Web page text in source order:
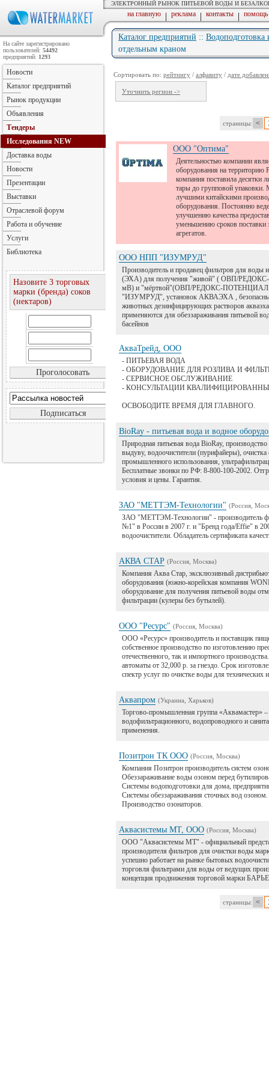
ЭЛЕКТРОННЫЙ РЫНОК ПИТЬЕВОЙ ВОДЫ И
на главную | реклама | контакты | помощь
Каталог предприятий ::
отдельным краном
Сортировать по: рейтингу / алфавиту / дате
Уточнить регион ->
страницы: <
ООО "Оптима"
Деятельностью компании
оборудования на территорию
компания поставила десятки
тары до групповой упаковки.
лучшими китайскими
оборудования. Постоянно
улучшению качества
уменьшению сроков поставки
агрегатов.
ООО НПП "ИЗУМРУД"
Производитель и продавец фильтров для воды
(ЭХА) для получения "живой" ( ОВП/
мВ) и "мёртвой"(ОВП/РЕДОКС-ПОТЕНЦИАЛ
"ИЗУМРУД", установок АКВАЭХА ,
животных дезинфицирующих растворов
применяются для обеззараживания питьевой
басейнов
АкваТрейд, ООО
- ПИТЬЕВАЯ ВОДА
- ОБОРУДОВАНИЕ ДЛЯ РОЗЛИВА И
- СЕРВИСНОЕ ОБСЛУЖИВАНИЕ
- КОНСУЛЬТАЦИИ
ОСВОБОДИТЕ ВРЕМЯ ДЛЯ ГЛАВНОГО.
BioRay - питьевая вода и водное
Природная питьевая вода BioRay,
выдуву, водоочистители (пурифайеры),
промышленного использования,
Бесплатные звонки по РФ: 8-800-100-2002.
условия и цены. Гарантия.
ЗАО "МЕТТЭМ-Технологии" (Россия,
ЗАО "МЕТТЭМ-Технологии" - производитель
№1" в России в 2007 г. и "Бренд года/Effie" в
водоочистители. Обладатель сертификата
АКВА СТАР (Россия, Москва)
Компания Аква Стар, эксклюзивный
оборудования (южно-корейская компания
оборудование для получения питьевой воды
фильтрации (кулеры без бутылей).
ООО "Ресурс" (Россия, Москва)
ООО «Ресурс» производитель и поставщик
собственное производство по изготовлению
отечественного, так и импортного
автоматы от 32,000 р. за гнездо. Срок
спектр услуг по очистке воды для
Аквапром (Украина, Харьков)
Торгово-промышленная группа «Аквамастер»
водофильтрационного, водопроводного и
применения.
Позитрон ТК ООО (Россия, Москва)
Компания Позитрон производитель систем
Обеззараживание воды озоном перед
Системы водоподготовки для дома,
Системы обеззараживания сточных вод озоном.
Производство озонаторов.
Аквасистемы МТ, ООО (Россия, Москва)
ООО "Аквасистемы МТ" - официальный
производителя фильтров для очистки воды
успешно работает на рынке бытовых
торговля фильтрами для воды от ведущих
концепция продвижения торговой марки
страницы: <
На сайте зарегистрировано
пользователей: 54492
предприятий: 1293
Новости
Каталог предприятий
Рынок продукции
Объявления
Тендеры
Исследования NEW
Доставка воды
Новости
Презентации
Выставки
Отраслевой форум
Работа и обучение
Услуги
Библиотека
Назовите 3 торговых
марки (бренда) соков
(нектаров)